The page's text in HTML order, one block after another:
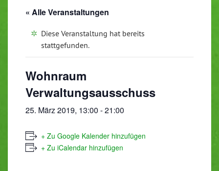
« Alle Veranstaltungen
Diese Veranstaltung hat bereits
stattgefunden.
Wohnraum
Verwaltungsausschuss
25. März 2019, 13:00 -21:00
+ Zu Google Kalender hinzufügen
+ Zu iCalendar hinzufügen